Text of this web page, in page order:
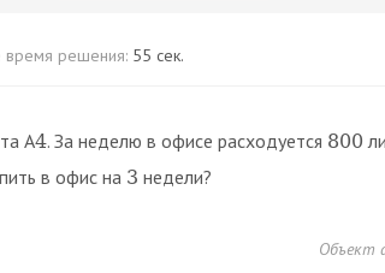
время решения: 55 сек.
А4. За неделю в офисе расходуется 800
в офис на 3 недели?
Объект